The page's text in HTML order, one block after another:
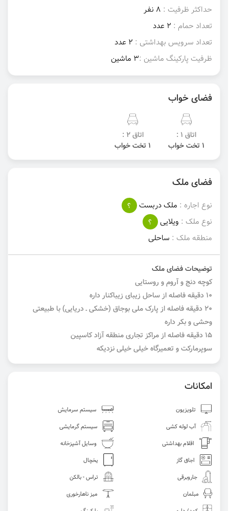
حداکثر ظرفیت : 8 نفر
تعداد حمام : 2 عدد
تعداد سرویس بهداشتی : 2 عدد
ظرفیت پارکینگ ماشین :3 ماشین
فضای خواب
اتاق 1 :
1 تخت خواب
اتاق 2 :
1 تخت خواب
فضای ملک
نوع اجاره : ملک دربست
؟
نوع ملک : ویلایی
؟
منطقه ملک : ساحلی
توضیحات فضای ملک
کوچه دنج و آروم و روستایی
10 دقیقه فاصله از ساحل زیبای زیباکنار داره
20 دقیقه فاصله از پارک ملی بوجاق (خشکی ـ دریایی) با طبیعتی
وحشی و بکر داره
15 دقیقه فاصله از مراکز تجاری منطقه آزاد کاسپین
سوپرمارکت و تعمیرگاه خیلی خیلی نزدیکه
امکانات
تلویزیون
سیستم سرمایش
آب لوله کشی
سیستم گرمایشی
اقلام بهداشتی
وسایل آشپزخانه
اجاق گاز
یخچال
جاروبرقی
تراس - بالکن
مبلمان
میز ناهارخوری